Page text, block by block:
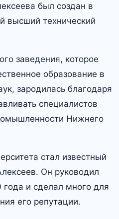
был создан в
высший технический
заведения, которое
образование в
зародилась благодаря
специалистов
Нижнего
стал известный
Он руководил
и сделал много для
его репутации.​